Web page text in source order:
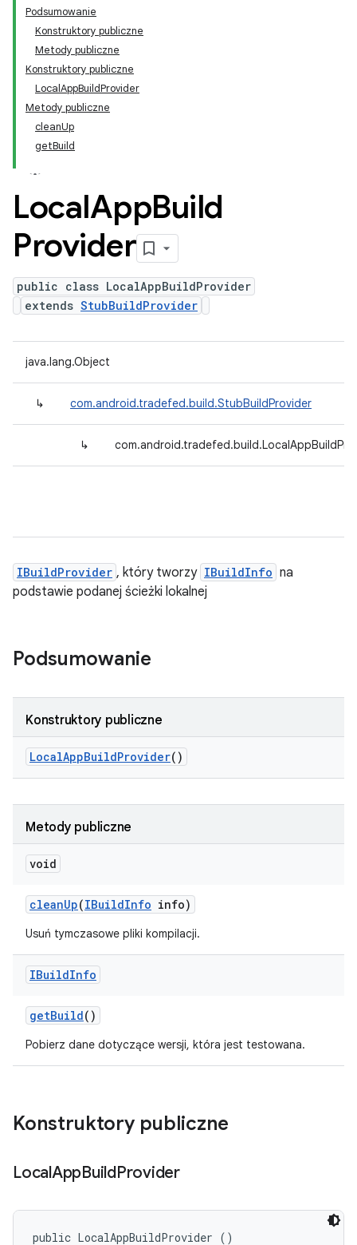
Podsumowanie
Konstruktory publiczne
Metody publiczne
Konstruktory publiczne
LocalAppBuildProvider
Metody publiczne
cleanUp
getBuild
LocalAppBuild
Provider
public class LocalAppBuildProvider
extends StubBuildProvider
java.lang.Object
↳ com.android.tradefed.build.StubBuildProvider
↳
IBuildProvider , który tworzy IBuildInfo na
podstawie podanej ścieżki lokalnej
Podsumowanie
Konstruktory publiczne
LocalAppBuildProvider()
Metody publiczne
void
cleanUp(IBuildInfo info)
Usuń tymczasowe pliki kompilacji.
IBuildInfo
getBuild()
Pobierz dane dotyczące wersji, która jest testowana.
Konstruktory publiczne
LocalAppBuildProvider
public LocalAppBuildProvider ()